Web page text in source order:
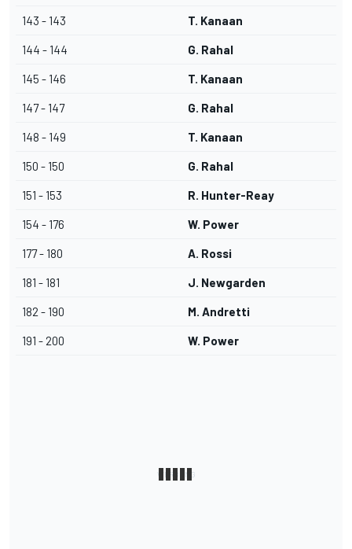
143 - 143 T. Kanaan
144 - 144 G. Rahal
145 - 146 T. Kanaan
147 - 147 G. Rahal
148 - 149 T. Kanaan
150 - 150 G. Rahal
151 - 153 R. Hunter-Reay
154 - 176 W. Power
177 - 180 A. Rossi
181 - 181 J. Newgarden
182 - 190 M. Andretti
191 - 200 W. Power